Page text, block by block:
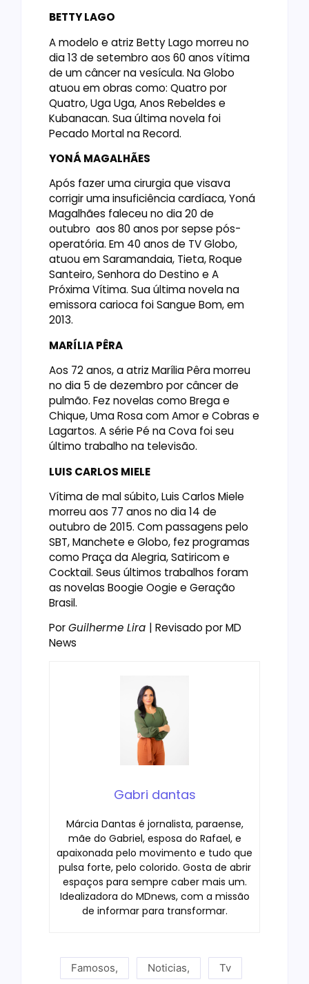
BETTY LAGO
A modelo e atriz Betty Lago morreu no
dia 13 de setembro aos 60 anos vítima
de um câncer na vesícula. Na Globo
atuou em obras como: Quatro por
Quatro, Uga Uga, Anos Rebeldes e
Kubanacan. Sua última novela foi
Pecado Mortal na Record.
YONÁ MAGALHÃES
Após fazer uma cirurgia que visava
corrigir uma insuficiência cardíaca, Yoná
Magalhães faleceu no dia 20 de
outubro aos 80 anos por sepse pós-
operatória. Em 40 anos de TV Globo,
atuou em Saramandaia, Tieta, Roque
Santeiro, Senhora do Destino e A
Próxima Vítima. Sua última novela na
emissora carioca foi Sangue Bom, em
2013.
MARÍLIA PÊRA
Aos 72 anos, a atriz Marília Pêra morreu
no dia 5 de dezembro por câncer de
pulmão. Fez novelas como Brega e
Chique, Uma Rosa com Amor e Cobras e
Lagartos. A série Pé na Cova foi seu
último trabalho na televisão.
LUIS CARLOS MIELE
Vítima de mal súbito, Luis Carlos Miele
morreu aos 77 anos no dia 14 de
outubro de 2015. Com passagens pelo
SBT, Manchete e Globo, fez programas
como Praça da Alegria, Satiricom e
Cocktail. Seus últimos trabalhos foram
as novelas Boogie Oogie e Geração
Brasil.
PorGuilherme Lira | Revisado por MD
News
Gabri dantas
Márcia Dantas é jornalista, paraense,
mãe do Gabriel, esposa do Rafael, e
apaixonada pelo movimento e tudo que
pulsa forte, pelo colorido. Gosta de abrir
espaços para sempre caber mais um.
Idealizadora do MDnews, com a missão
de informar para transformar.
Famosos, Noticias, Tv